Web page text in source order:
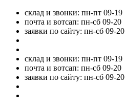
склад и звонки: пн-пт 09-19
почта и вотсап: пн-сб 09-20
заявки по сайту: пн-сб 09-20
склад и звонки: пн-пт 09-19
почта и вотсап: пн-сб 09-20
заявки по сайту: пн-сб 09-20